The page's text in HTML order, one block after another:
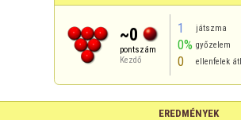
~0
pontszám
Kezdő
1 játszma
0% győzelem
0 ellenfelek
EREDMÉNYEK